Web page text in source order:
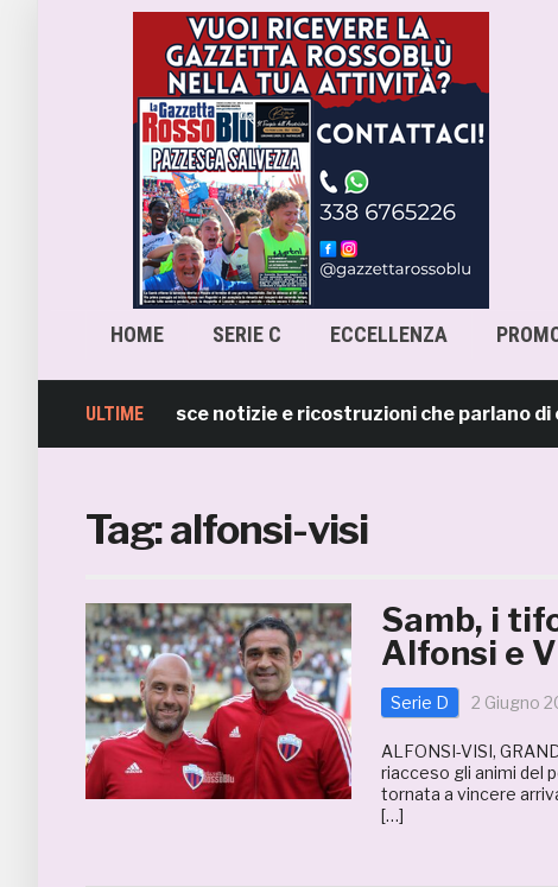
HOME SERIE C ECCELLENZA
ULTIME
Samb smentisce notizie e ricostruzioni che parlano di
Tag:alfonsi-visi
Samb, i
Alfonsi e
Serie D 2 Giugno
ALFONSI-VISI,
riacceso gli animi del
tornata a vincere
[…]